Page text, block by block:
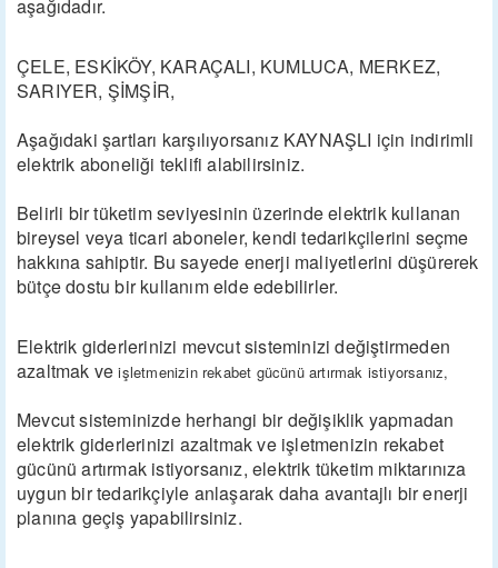
aşağıdadır.
ÇELE, ESKİKÖY, KARAÇALI, KUMLUCA, MERKEZ,
SARIYER, ŞİMŞİR,
Aşağıdaki şartları karşılıyorsanız KAYNAŞLI için indirimli
elektrik aboneliği teklifi alabilirsiniz.
Belirli bir tüketim seviyesinin üzerinde elektrik kullanan
bireysel veya ticari aboneler, kendi tedarikçilerini seçme
hakkına sahiptir. Bu sayede enerji maliyetlerini düşürerek
bütçe dostu bir kullanım elde edebilirler.
Elektrik giderlerinizi mevcut sisteminizi değiştirmeden
azaltmak ve işletmenizin rekabet gücünü artırmak istiyorsanız,
Mevcut sisteminizde herhangi bir değişiklik yapmadan
elektrik giderlerinizi azaltmak ve işletmenizin rekabet
gücünü artırmak istiyorsanız, elektrik tüketim miktarınıza
uygun bir tedarikçiyle anlaşarak daha avantajlı bir enerji
planına geçiş yapabilirsiniz.